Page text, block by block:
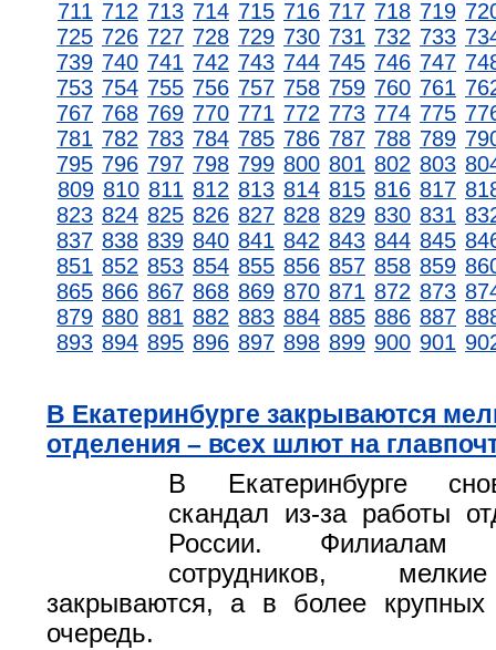
711 712 713 714 715 716 717 718 719
725 726 727 728 729 730 731 732 733
739 740 741 742 743 744 745 746 747
753 754 755 756 757 758 759 760 761
767 768 769 770 771 772 773 774 775
781 782 783 784 785 786 787 788 789
795 796 797 798 799 800 801 802 803
809 810 811 812 813 814 815 816 817
823 824 825 826 827 828 829 830 831
837 838 839 840 841 842 843 844 845
851 852 853 854 855 856 857 858 859
865 866 867 868 869 870 871 872 873
879 880 881 882 883 884 885 886 887
893 894 895 896 897 898 899 900 901
В Екатеринбурге закрываются
отделения – всех шлют на
В Екатеринбурге
скандал из-за работы
России. Филиалам
сотрудников,
закрываются, а в более крупных
очередь.